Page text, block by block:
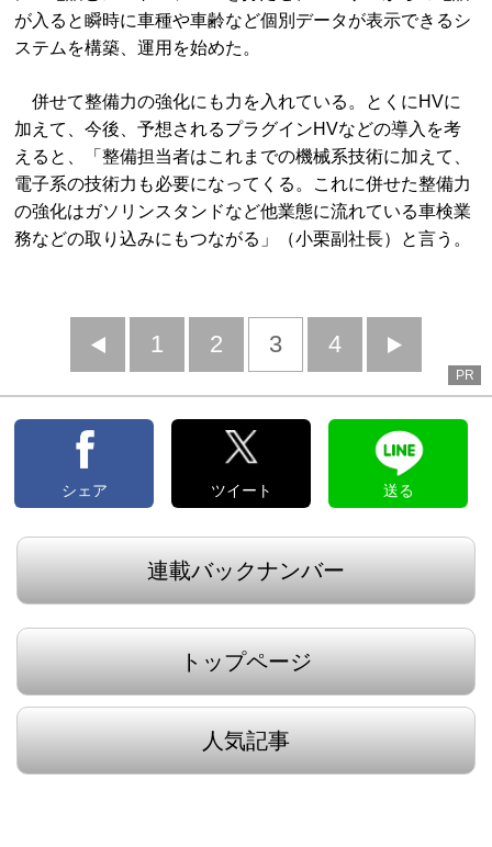
が入ると瞬時に車種や車齢など個別データが表示できるシ
ステムを構築、運用を始めた。
併せて整備力の強化にも力を入れている。とくにHVに
加えて、今後、予想されるプラグインHVなどの導入を考
えると、「整備担当者はこれまでの機械系技術に加えて、
電子系の技術力も必要になってくる。これに併せた整備力
の強化はガソリンスタンドなど他業態に流れている車検業
務などの取り込みにもつながる」（小栗副社長）と言う。
前
へ
1 2 3 4
へ
PR
シェア ツイート 送る
連載バックナンバー
トップページ
人気記事